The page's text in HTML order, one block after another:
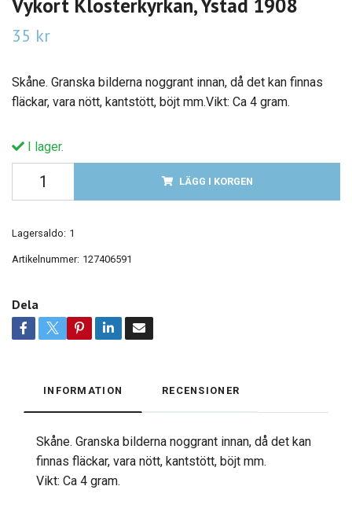
Vykort Klosterkyrkan, Ystad 1908
35 kr
Skåne. Granska bilderna noggrant innan, då det kan finnas
fläckar, vara nött, kantstött, böjt mm.Vikt: Ca 4 gram.
I lager.
LÄGG I KORGEN
Lagersaldo: 1
Artikelnummer: 127406591
Dela
INFORMATION RECENSIONER
Skåne. Granska bilderna noggrant innan, då det kan
finnas fläckar, vara nött, kantstött, böjt mm.
Vikt: Ca 4 gram.